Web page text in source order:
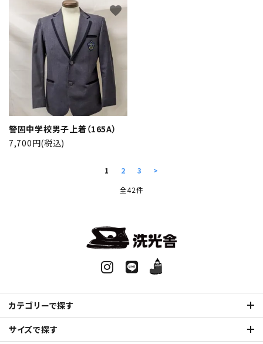
警固中学校男子上着（165A）
7,700円(税込)
favorite
1 2 3
>
全42件
カテゴリーで探す
サイズで探す